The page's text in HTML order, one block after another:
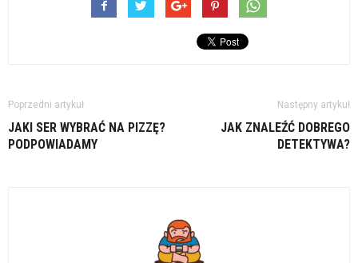
Poprzedni artykuł
JAKI SER WYBRAĆ NA PIZZĘ?
PODPOWIADAMY
Następny artykuł
JAK ZNALEŹĆ DOBREGO
DETEKTYWA?